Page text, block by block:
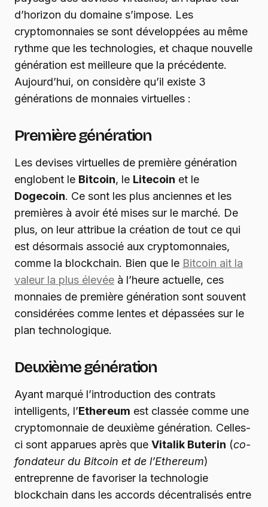
d’horizon du domaine s’impose. Les
cryptomonnaies se sont développées au même
rythme que les technologies, et chaque nouvelle
génération est meilleure que la précédente.
Aujourd’hui, on considère qu’il existe 3
générations de monnaies virtuelles :
Première génération
Les devises virtuelles de première génération
englobent le Bitcoin, le Litecoin et le
Dogecoin. Ce sont les plus anciennes et les
premières à avoir été mises sur le marché. De
plus, on leur attribue la création de tout ce qui
est désormais associé aux cryptomonnaies,
comme la blockchain. Bien que le Bitcoin ait la
valeur la plus élevée à l’heure actuelle, ces
monnaies de première génération sont souvent
considérées comme lentes et dépassées sur le
plan technologique.
Deuxième génération
Ayant marqué l’introduction des contrats
intelligents, l’Ethereum est classée comme une
cryptomonnaie de deuxième génération. Celles-
ci sont apparues après que Vitalik Buterin (co-
fondateur du Bitcoin et de l’Ethereum)
entreprenne de favoriser la technologie
blockchain dans les accords décentralisés entre